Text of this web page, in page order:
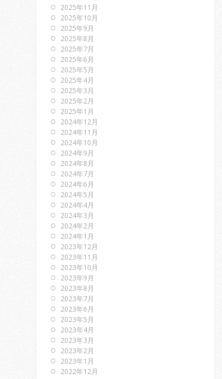
2025年11月
2025年10月
2025年9月
2025年8月
2025年7月
2025年6月
2025年5月
2025年4月
2025年3月
2025年2月
2025年1月
2024年12月
2024年11月
2024年10月
2024年9月
2024年8月
2024年7月
2024年6月
2024年5月
2024年4月
2024年3月
2024年2月
2024年1月
2023年12月
2023年11月
2023年10月
2023年9月
2023年8月
2023年7月
2023年6月
2023年5月
2023年4月
2023年3月
2023年2月
2023年1月
2022年12月